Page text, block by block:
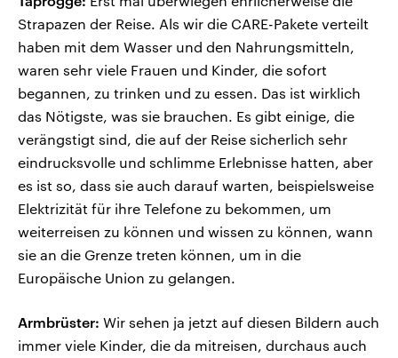
Strapazen der Reise. Als wir die CARE-Pakete verteilt
haben mit dem Wasser und den Nahrungsmitteln,
waren sehr viele Frauen und Kinder, die sofort
begannen, zu trinken und zu essen. Das ist wirklich
das Nötigste, was sie brauchen. Es gibt einige, die
verängstigt sind, die auf der Reise sicherlich sehr
eindrucksvolle und schlimme Erlebnisse hatten, aber
es ist so, dass sie auch darauf warten, beispielsweise
Elektrizität für ihre Telefone zu bekommen, um
weiterreisen zu können und wissen zu können, wann
sie an die Grenze treten können, um in die
Europäische Union zu gelangen.
Armbrüster: Wir sehen ja jetzt auf diesen Bildern auch
immer viele Kinder, die da mitreisen, durchaus auch